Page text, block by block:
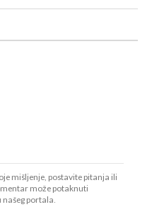
mišljenje, postavite pitanja ili
može potaknuti
portala.